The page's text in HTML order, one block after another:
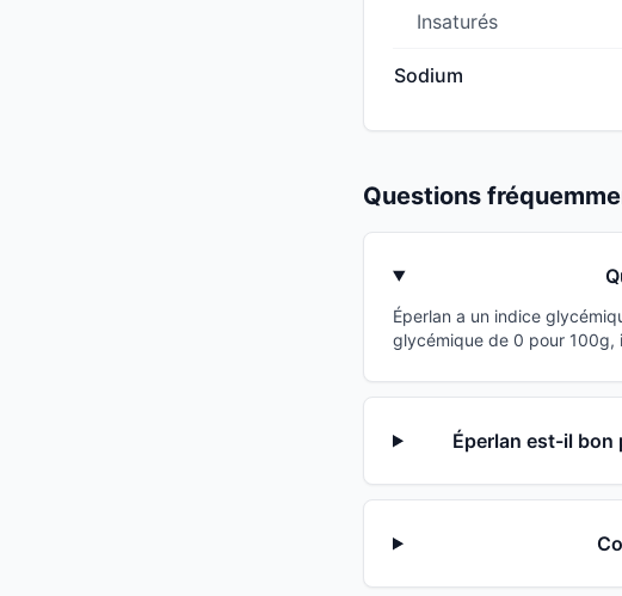
Insaturés
Sodium
Questions
Éperlan a un indice
glycémique de 0 pour 100g,
Éperlan est-il bon